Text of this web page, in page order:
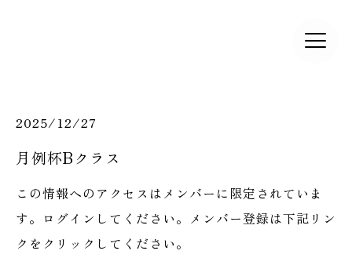
2025/12/27
月例杯Bクラス
この情報へのアクセスはメンバーに限定されていま
す。ログインしてください。メンバー登録は下記リン
クをクリックしてください。